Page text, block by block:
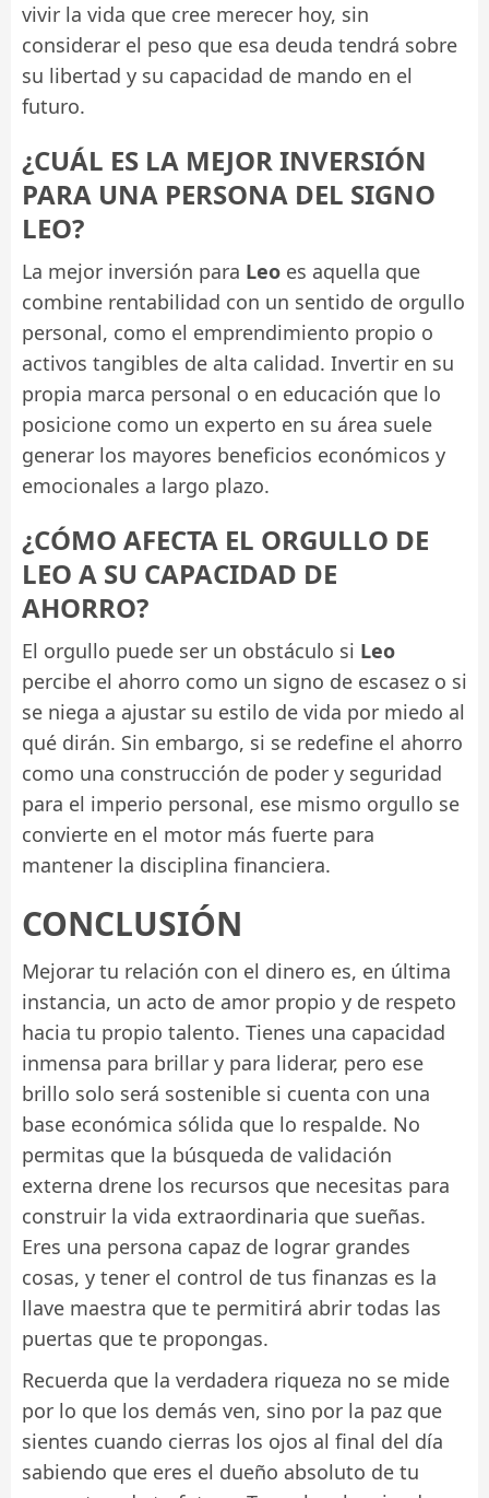
vivir la vida que cree merecer hoy, sin
considerar el peso que esa deuda tendrá sobre
su libertad y su capacidad de mando en el
futuro.
¿CUÁL ES LA MEJOR INVERSIÓN
PARA UNA PERSONA DEL SIGNO
LEO?
La mejor inversión para Leo es aquella que
combine rentabilidad con un sentido de orgullo
personal, como el emprendimiento propio o
activos tangibles de alta calidad. Invertir en su
propia marca personal o en educación que lo
posicione como un experto en su área suele
generar los mayores beneficios económicos y
emocionales a largo plazo.
¿CÓMO AFECTA EL ORGULLO DE
LEO A SU CAPACIDAD DE
AHORRO?
El orgullo puede ser un obstáculo si Leo
percibe el ahorro como un signo de escasez o si
se niega a ajustar su estilo de vida por miedo al
qué dirán. Sin embargo, si se redefine el ahorro
como una construcción de poder y seguridad
para el imperio personal, ese mismo orgullo se
convierte en el motor más fuerte para
mantener la disciplina financiera.
CONCLUSIÓN
Mejorar tu relación con el dinero es, en última
instancia, un acto de amor propio y de respeto
hacia tu propio talento. Tienes una capacidad
inmensa para brillar y para liderar, pero ese
brillo solo será sostenible si cuenta con una
base económica sólida que lo respalde. No
permitas que la búsqueda de validación
externa drene los recursos que necesitas para
construir la vida extraordinaria que sueñas.
Eres una persona capaz de lograr grandes
cosas, y tener el control de tus finanzas es la
llave maestra que te permitirá abrir todas las
puertas que te propongas.
Recuerda que la verdadera riqueza no se mide
por lo que los demás ven, sino por la paz que
sientes cuando cierras los ojos al final del día
sabiendo que eres el dueño absoluto de tu